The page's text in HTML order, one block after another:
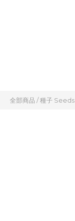
全部商品 /種子 Seeds